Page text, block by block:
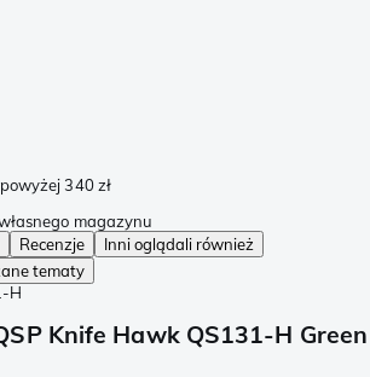
340 zł
magazynu
Recenzje
Inni oglądali również
tematy
H
Knife Hawk QS131-H Green